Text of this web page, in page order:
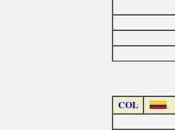
COL